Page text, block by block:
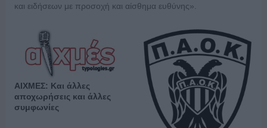
και ειδήσεων με προσοχή και αίσθημα ευθύνης».
ΑΙΧΜΕΣ: Και άλλες
αποχωρήσεις και άλλες
συμφωνίες